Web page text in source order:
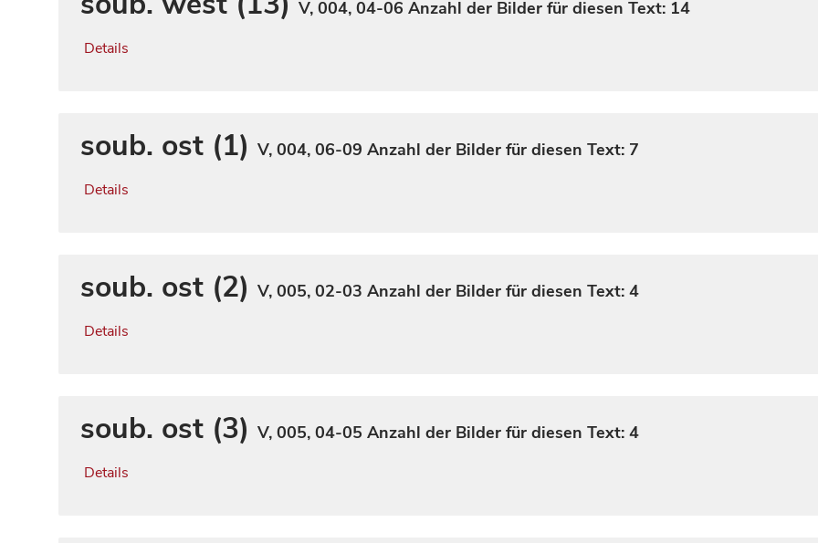
V, 004, 04-06 Anzahl der Bilder für diesen Text: 14
Details
soub. ost (1) V, 004, 06-09 Anzahl der Bilder für diesen Text: 7
Details
soub. ost (2) V, 005, 02-03 Anzahl der Bilder für diesen Text: 4
Details
soub. ost (3) V, 005, 04-05 Anzahl der Bilder für diesen Text: 4
Details